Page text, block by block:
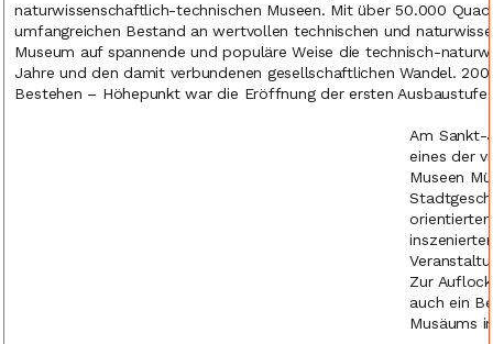
naturwissenschaftlich-technischen Museen. Mit über 50.000
umfangreichen Bestand an wertvollen technischen und
Museum auf spannende und populäre Weise die technisch-
Jahre und den damit verbundenen gesellschaftlichen Wandel.
Bestehen – Höhepunkt war die Eröffnung der ersten
Am Sankt-
eines der
Museen
Zur
auch ein
Musäums